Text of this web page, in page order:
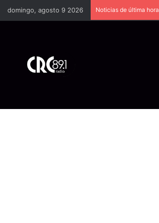
domingo, agosto 9 2026 Noticias de última hora